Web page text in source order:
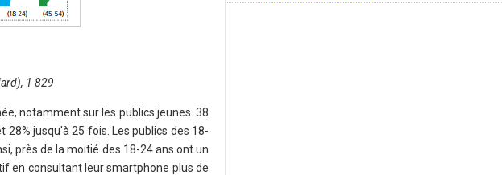
1 829
notamment sur les publics jeunes. 38
jusqu'à 25 fois. Les publics des 18-
près de la moitié des 18-24 ans ont un
en consultant leur smartphone plus de